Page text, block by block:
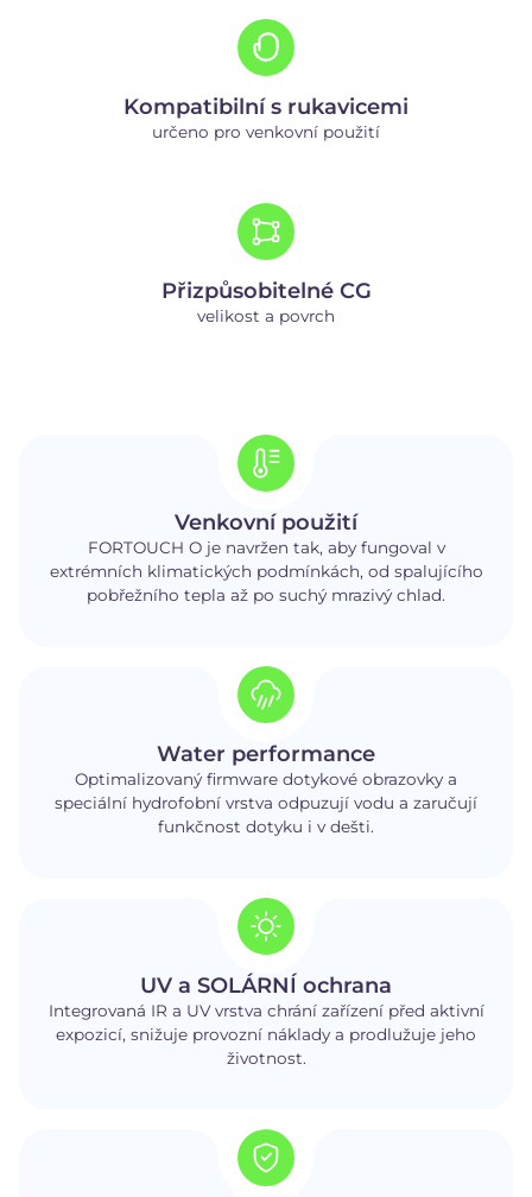
Kompatibilní s rukavicemi
určeno pro venkovní použití
Přizpůsobitelné CG
velikost a povrch
Venkovní použití
FORTOUCH O je navržen tak, aby fungoval v
extrémních klimatických podmínkách, od spalujícího
pobřežního tepla až po suchý mrazivý chlad.
Water performance
Optimalizovaný firmware dotykové obrazovky a
speciální hydrofobní vrstva odpuzují vodu a zaručují
funkčnost dotyku i v dešti.
UV a SOLÁRNÍ ochrana
Integrovaná IR a UV vrstva chrání zařízení před aktivní
expozicí, snižuje provozní náklady a prodlužuje jeho
životnost.